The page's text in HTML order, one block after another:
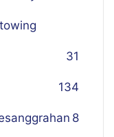
31
134
8